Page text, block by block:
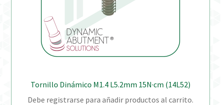
Tornillo Dinámico M1.4 L5.2mm 15N·cm (14L52)
Debe registrarse para añadir productos al carrito.